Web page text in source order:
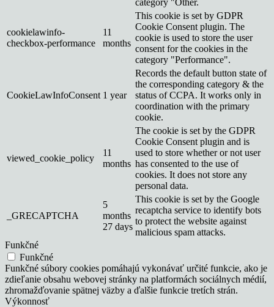
category "Other.
cookielawinfo-
checkbox-performance
11
months
This cookie is set by GDPR
Cookie Consent plugin. The
cookie is used to store the user
consent for the cookies in the
category "Performance".
CookieLawInfoConsent 1 year
Records the default button state of
the corresponding category & the
status of CCPA. It works only in
coordination with the primary
cookie.
viewed_cookie_policy
11
months
The cookie is set by the GDPR
Cookie Consent plugin and is
used to store whether or not user
has consented to the use of
cookies. It does not store any
personal data.
_GRECAPTCHA
5
months
27 days
This cookie is set by the Google
recaptcha service to identify bots
to protect the website against
malicious spam attacks.
Funkčné
Funkčné
Funkčné súbory cookies pomáhajú vykonávať určité funkcie, ako je
zdieľanie obsahu webovej stránky na platformách sociálnych médií,
zhromažďovanie spätnej väzby a ďalšie funkcie tretích strán.
Výkonnosť